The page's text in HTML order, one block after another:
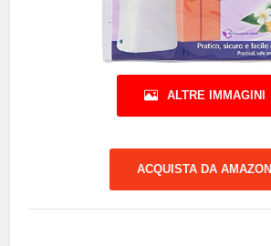
ALTRE IMMAGINI
ACQUISTA DA AMAZON